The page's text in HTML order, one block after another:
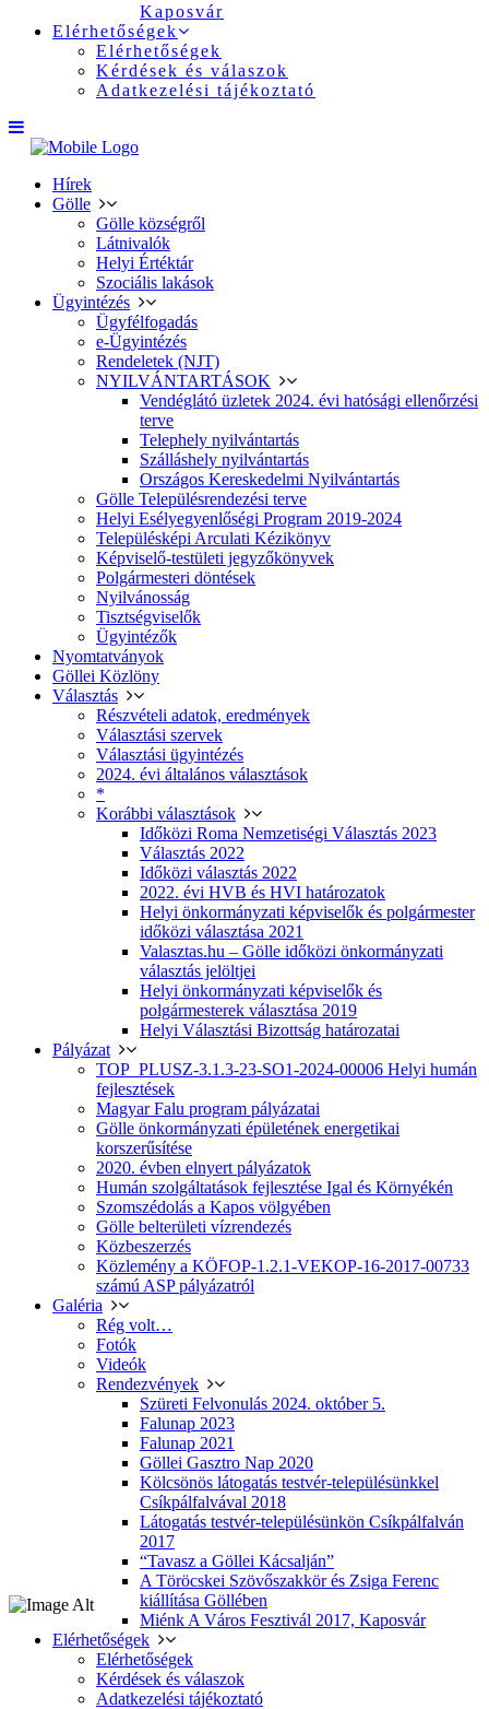
Kaposvár
Elérhetőségek
Elérhetőségek
Kérdések és válaszok
Adatkezelési tájékoztató
Hírek
Gölle
Gölle községről
Látnivalók
Helyi Értéktár
Szociális lakások
Ügyintézés
Ügyfélfogadás
e-Ügyintézés
Rendeletek (NJT)
NYILVÁNTARTÁSOK
Vendéglátó üzletek 2024. évi hatósági ellenőrzési
terve
Telephely nyilvántartás
Szálláshely nyilvántartás
Országos Kereskedelmi Nyilvántartás
Gölle Településrendezési terve
Helyi Esélyegyenlőségi Program 2019-2024
Településképi Arculati Kézikönyv
Képviselő-testületi jegyzőkönyvek
Polgármesteri döntések
Nyilvánosság
Tisztségviselők
Ügyintézők
Nyomtatványok
Göllei Közlöny
Választás
Részvételi adatok, eredmények
Választási szervek
Választási ügyintézés
2024. évi általános választások
*
Korábbi választások
Időközi Roma Nemzetiségi Választás 2023
Választás 2022
Időközi választás 2022
2022. évi HVB és HVI határozatok
Helyi önkormányzati képviselők és polgármester
időközi választása 2021
Valasztas.hu – Gölle időközi önkormányzati
választás jelöltjei
Helyi önkormányzati képviselők és
polgármesterek választása 2019
Helyi Választási Bizottság határozatai
Pályázat
TOP_PLUSZ-3.1.3-23-SO1-2024-00006 Helyi humán
fejlesztések
Magyar Falu program pályázatai
Gölle önkormányzati épületének energetikai
korszerűsítése
2020. évben elnyert pályázatok
Humán szolgáltatások fejlesztése Igal és Környékén
Szomszédolás a Kapos völgyében
Gölle belterületi vízrendezés
Közbeszerzés
Közlemény a KÖFOP-1.2.1-VEKOP-16-2017-00733
számú ASP pályázatról
Galéria
Rég volt…
Fotók
Videók
Rendezvények
Szüreti Felvonulás 2024. október 5.
Falunap 2023
Falunap 2021
Göllei Gasztro Nap 2020
Kölcsönös látogatás testvér-településünkkel
Csíkpálfalvával 2018
Látogatás testvér-településünkön Csíkpálfalván
2017
“Tavasz a Göllei Kácsalján”
A Töröcskei Szövőszakkör és Zsiga Ferenc
kiállítása Göllében
Miénk A Város Fesztivál 2017, Kaposvár
Elérhetőségek
Elérhetőségek
Kérdések és válaszok
Adatkezelési tájékoztató